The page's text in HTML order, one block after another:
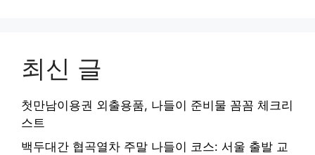
최신 글
첫만남이용권 외출용품, 나들이 준비물 꼼꼼 체크리
스트
백두대간 협곡열차 주말 나들이 코스: 서울 출발 교